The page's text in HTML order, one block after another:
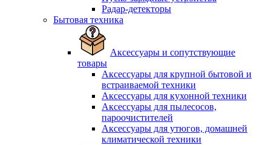
Радар-детекторы
Бытовая техника
Аксессуары и сопутствующие
товары
Аксессуары для крупной бытовой и
встраиваемой техники
Аксессуары для кухонной техники
Аксессуары для пылесосов,
пароочистителей
Аксессуары для утюгов, домашней
климатической техники